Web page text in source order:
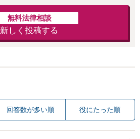
無料法律相談
新しく投稿する
回答数が多い順 役にたった順